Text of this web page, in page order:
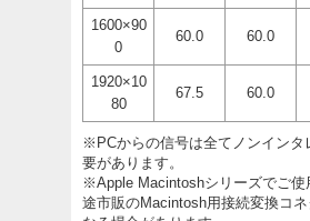
1600×90
0
60.0 60.0
1920×10
80
67.5 60.0
※PCからの信号は全てノンインタ
要があります。
※Apple Macintoshシリーズでご使
途市販のMacintosh用接続変換コ